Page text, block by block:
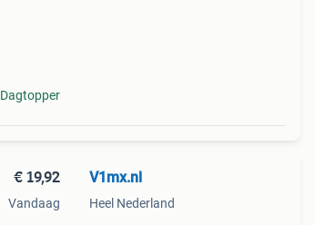
Dagtopper
€ 19,92
Vandaag
V1mx.nl
Heel Nederland